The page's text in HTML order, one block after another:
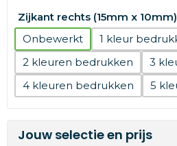
Zijkant rechts (15mm x 10mm)
Onbewerkt
1
2
3
4
5
Jouw selectie en prijs